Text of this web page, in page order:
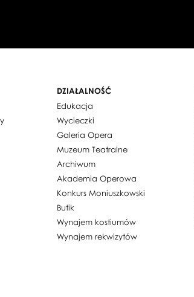
DZIAŁALNOŚĆ
Edukacja
Wycieczki
Galeria Opera
Muzeum Teatralne
Archiwum
Akademia Operowa
Konkurs Moniuszkowski
Butik
Wynajem kostiumów
Wynajem rekwizytów